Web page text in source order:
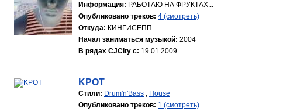
Информация: РАБОТАЮ НА ФРУКТАХ...
Опубликовано треков: 4 (смотреть)
Откуда: КИНГИСЕПП
Начал заниматься музыкой: 2004
В рядах CJCity с: 19.01.2009
KPOT
Стили: Drum'n'Bass , House
Опубликовано треков: 1 (смотреть)